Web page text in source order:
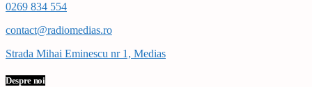
0269 834 554
contact@radiomedias.ro
Strada Mihai Eminescu nr 1, Medias
Despre noi